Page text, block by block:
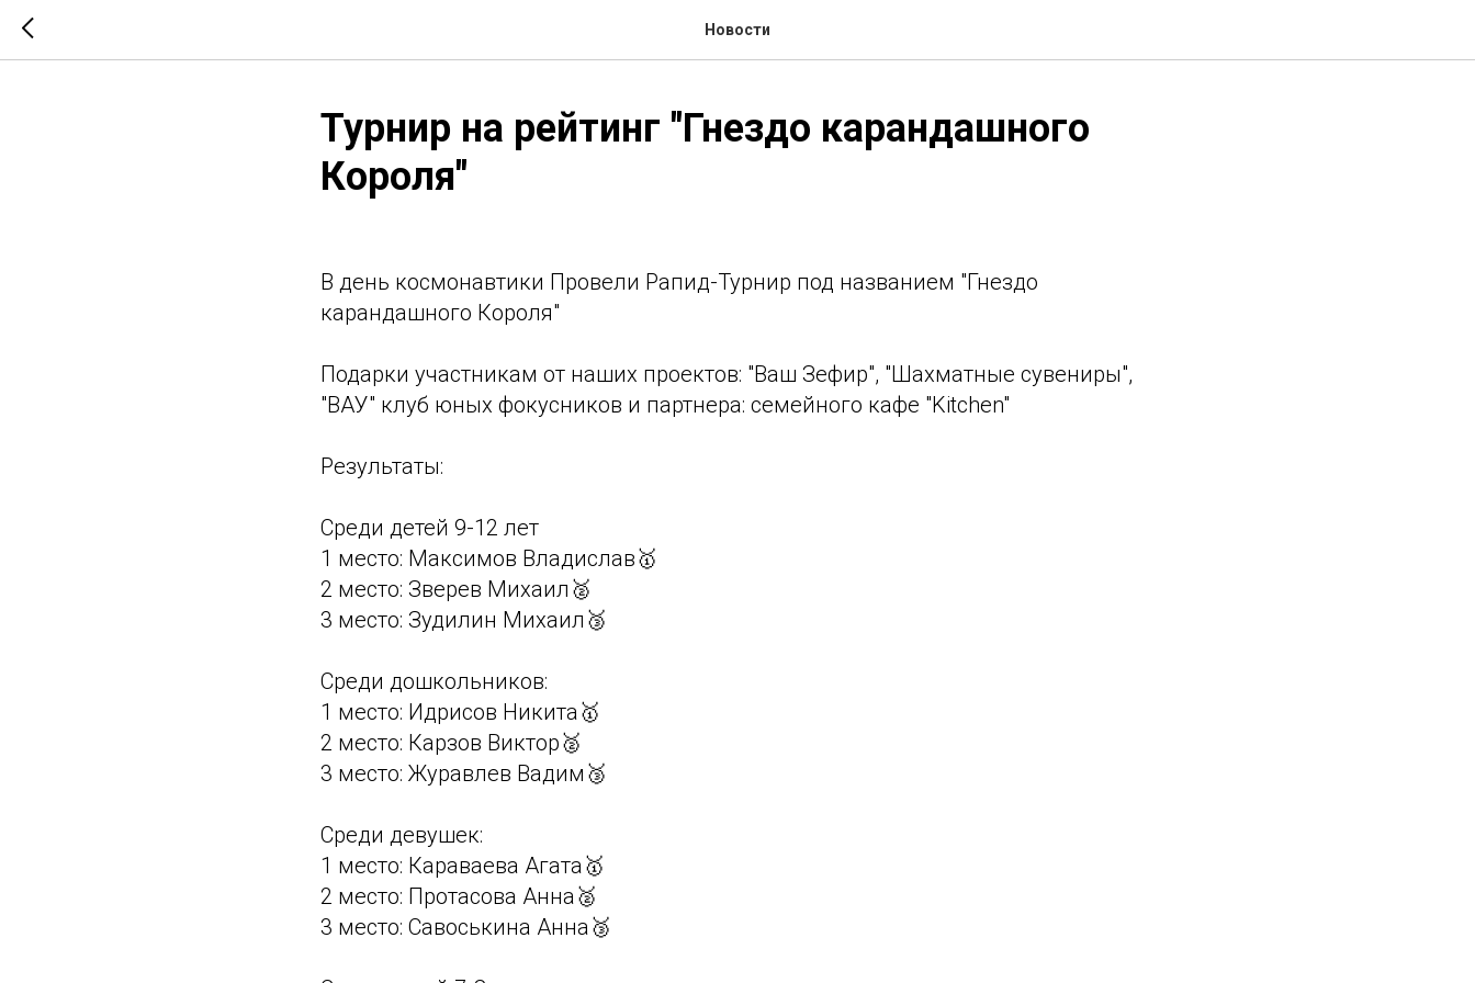
Новости
Турнир на рейтинг "Гнездо карандашного
Короля"
В день космонавтики Провели Рапид-Турнир под названием "Гнездо
карандашного Короля"
Подарки участникам от наших проектов: "Ваш Зефир", "Шахматные сувениры",
"ВАУ" клуб юных фокусников и партнера: семейного кафе "Kitchen"
Результаты:
Среди детей 9-12 лет
1 место: Максимов Владислав🥇
2 место: Зверев Михаил🥈
3 место: Зудилин Михаил🥉
Среди дошкольников:
1 место: Идрисов Никита🥇
2 место: Карзов Виктор🥈
3 место: Журавлев Вадим🥉
Среди девушек:
1 место: Караваева Агата🥇
2 место: Протасова Анна🥈
3 место: Савоськина Анна🥉